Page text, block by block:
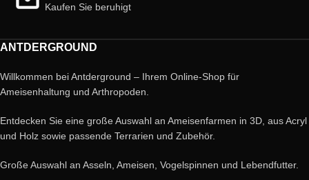
Kaufen Sie beruhigt
ANTDERGROUND
Willkommen bei Antderground – Ihrem Online-Shop für
Ameisenhaltung und Arthropoden.
Entdecken Sie eine große Auswahl an Ameisenfarmen in 3D, aus Acryl
und Holz sowie passende Terrarien und Zubehör.
Große Auswahl an Asseln, Ameisen, Vogelspinnen und Lebendfutter.